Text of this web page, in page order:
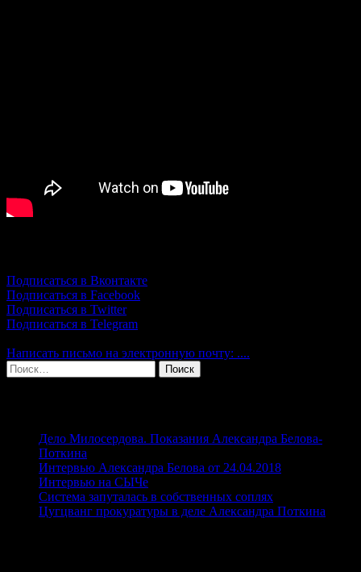
Подписаться в Вконтакте
Подписаться в Facebook
Подписаться в Twitter
Подписаться в Telegram
Написать письмо на электронную почту: ....
Найти:
Дело Милосердова. Показания Александра Белова-
Поткина
Интервью Александра Белова от 24.04.2018
Интервью на СЫЧе
Система запуталась в собственных соплях
Цугцванг прокуратуры в деле Александра Поткина